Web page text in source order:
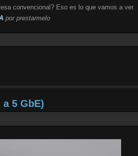
convencional? Eso es lo que vamos a ver.
por prestarmelo
5 GbE)